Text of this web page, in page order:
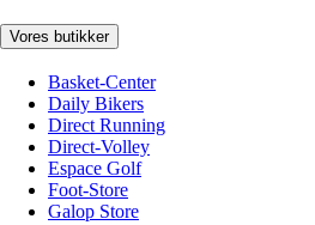
Vores butikker
Basket-Center
Daily Bikers
Direct Running
Direct-Volley
Espace Golf
Foot-Store
Galop Store